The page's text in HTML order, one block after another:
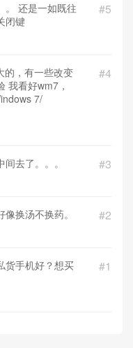
#5
。 还是一如既往
闭键
#4
的，有一些改变
我看好wm7，
7/
#3
去了。。。
#2
换汤不换药。
#1
货手机好？想买